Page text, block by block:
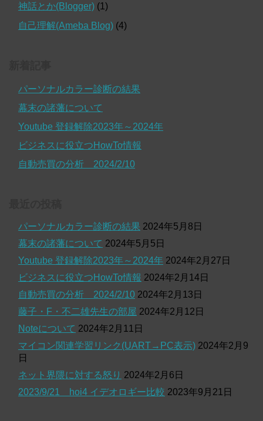
神話とか(Blogger) (1)
自己理解(Ameba Blog) (4)
パーソナルカラー診断の結果
幕末の諸藩について
Youtube 登録解除2023年～2024年
ビジネスに役立つHowTo情報
自動売買の分析 2024/2/10
パーソナルカラー診断の結果 2024年5月8日
幕末の諸藩について 2024年5月5日
Youtube 登録解除2023年～2024年 2024年2月27日
ビジネスに役立つHowTo情報 2024年2月14日
自動売買の分析 2024/2/10 2024年2月13日
藤子・F・不二雄先生の部屋 2024年2月12日
Noteについて 2024年2月11日
マイコン関連学習リンク(UART→PC表示) 2024年2月9
日
ネット界隈に対する怒り 2024年2月6日
2023/9/21 hoi4 イデオロギー比較 2023年9月21日